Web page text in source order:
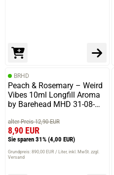
BRHD
Peach & Rosemary – Weird
Vibes 10ml Longfill Aroma
by Barehead MHD 31-08-
alter Preis 12,90 EUR
8,90 EUR
Sie sparen 31% (4,00 EUR)
Grundpreis: 890,00 EUR / Liter inkl. MwSt. zzgl.
Versand